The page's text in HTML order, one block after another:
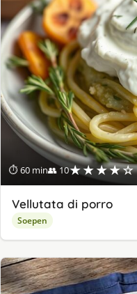
⏱ 60 min👥 10★★★★☆
Vellutata di porro
Soepen